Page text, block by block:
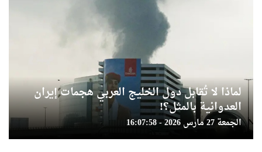
لماذا لا تُقابل دول الخليج العربي هجمات إيران
العدوانية بالمثل؟!
الجمعة 27 مارس 2026 - 16:07:58